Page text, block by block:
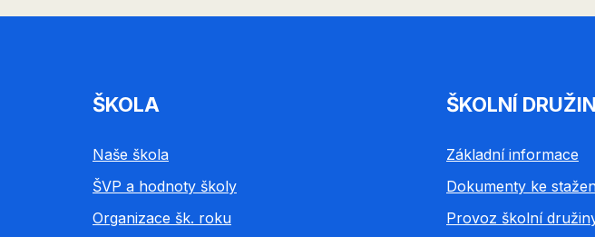
ŠKOLA
Naše škola
ŠVP a hodnoty školy
Organizace šk. roku
ŠKOLNÍ
Základní informace
Dokumenty ke
Provoz školní